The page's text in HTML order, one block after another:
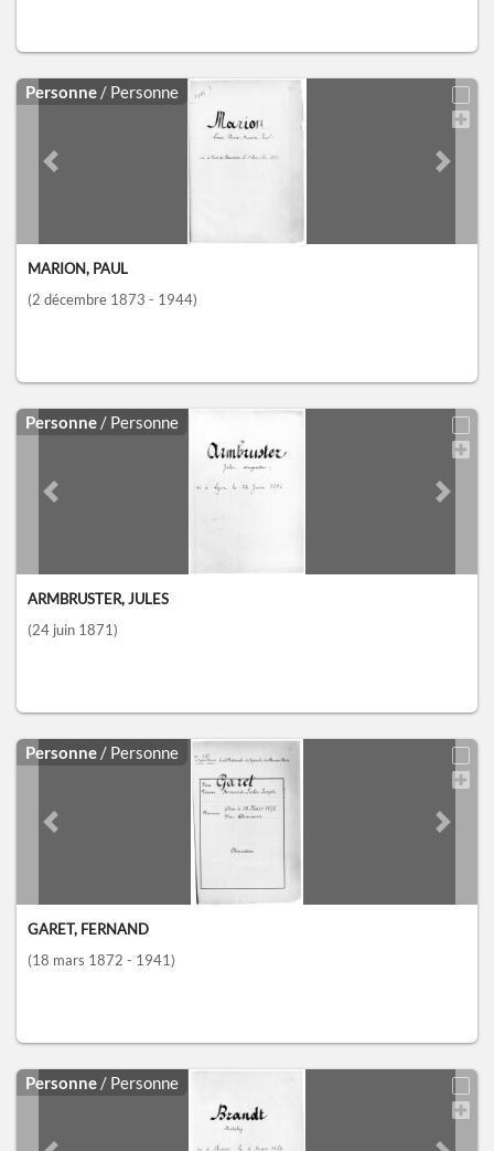
Personne / Personne
Previous slide Next
MARION, PAUL
(2 décembre 1873 - 1944)
Personne / Personne
Previous slide Next
ARMBRUSTER, JULES
(24 juin 1871)
Personne / Personne
Previous slide Next
GARET, FERNAND
(18 mars 1872 - 1941)
Personne / Personne